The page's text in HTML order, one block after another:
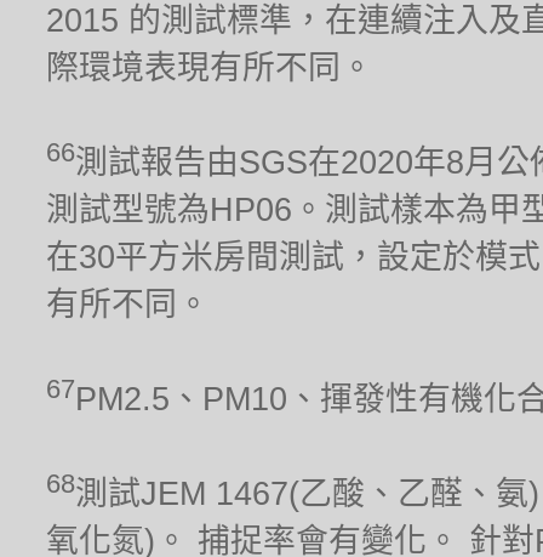
2015 的測試標準，在連續注入及
際環境表現有所不同。
66測試報告由SGS在2020年8月
測試型號為HP06。測試樣本為甲
在30平方米房間測試，設定於模
有所不同。
67PM2.5、PM10、揮發性有機化
68測試JEM 1467(乙酸、乙醛、
氧化氮)。 捕捉率會有變化。 針